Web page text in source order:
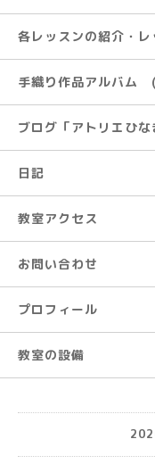
各レッスンの紹介・レ
手織り作品アルバム
ブログ「アトリエひ
日記
教室アクセス
お問い合わせ
プロフィール
教室の設備